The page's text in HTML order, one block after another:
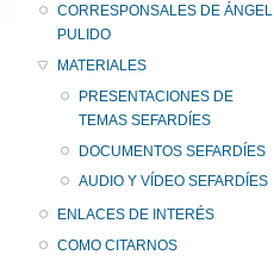
CORRESPONSALES DE ÁNGEL
PULIDO
MATERIALES
PRESENTACIONES DE
TEMAS SEFARDÍES
DOCUMENTOS SEFARDÍES
AUDIO Y VÍDEO SEFARDÍES
ENLACES DE INTERÉS
COMO CITARNOS